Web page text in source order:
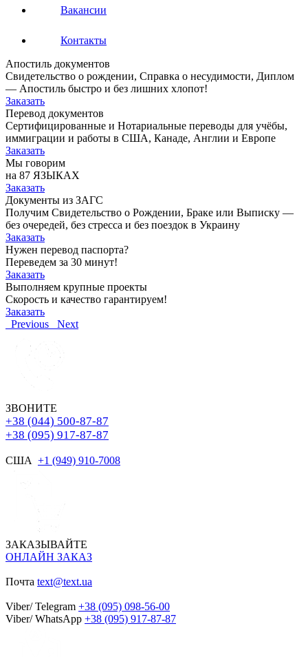
Вакансии
Контакты
Апостиль документов
Свидетельство о рождении, Справка о несудимости, Диплом
— Апостиль быстро и без лишних хлопот!
Заказать
Перевод документов
Сертифицированные и Нотариальные переводы для учёбы,
иммиграции и работы в США, Канаде, Англии и Европе
Заказать
Мы говорим
на 87 ЯЗЫКАХ
Заказать
Документы из ЗАГС
Получим Свидетельство о Рождении, Браке или Выписку —
без очередей, без стресса и без поездок в Украину
Заказать
Нужен перевод паспорта?
Переведем за 30 минут!
Заказать
Выполняем крупные проекты
Скорость и качество гарантируем!
Заказать
Previous
Next
ЗВОНИТЕ
+38 (044) 500-87-87
+38 (095) 917-87-87
США +1 (949) 910-7008
ЗАКАЗЫВАЙТЕ
ОНЛАЙН ЗАКАЗ
Почта text@text.ua
Viber/ Telegram +38 (095) 098-56-00
Viber/ WhatsApp +38 (095) 917-87-87